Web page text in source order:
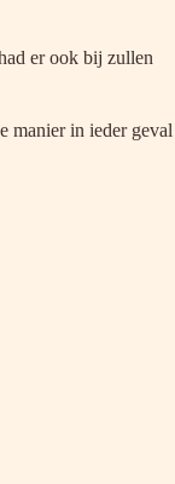
er ook bij zullen
manier in ieder geval